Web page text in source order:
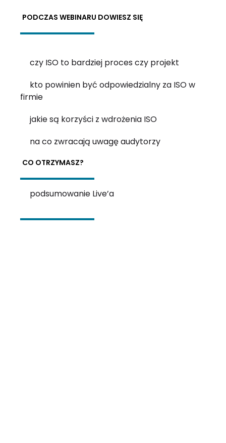
PODCZAS WEBINARU DOWIESZ SIĘ
czy ISO to bardziej proces czy projekt
kto powinien być odpowiedzialny za ISO w
firmie
jakie są korzyści z wdrożenia ISO
na co zwracają uwagę audytorzy
CO OTRZYMASZ?
podsumowanie Live’a